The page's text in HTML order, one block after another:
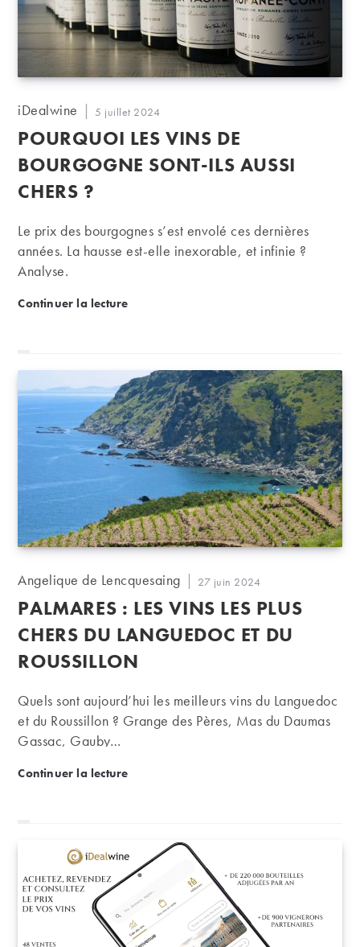
Auteur/autrice
la
publication :
iDealwine
Publication
publiée :
5 juillet 2024
POURQUOI LES VINS DE
BOURGOGNE SONT-ILS AUSSI
CHERS ?
Le prix des bourgognes s’est envolé ces dernières
années. La hausse est-elle inexorable, et infinie ?
Analyse.
Continuer la lecturePourquoi les vins de Bourgogne sont-ils aussi chers
Auteur/autrice
la
publication :
Angelique de Lencquesaing
Publication
publiée :
27 juin 2024
PALMARES : LES VINS LES PLUS
CHERS DU LANGUEDOC ET DU
ROUSSILLON
Quels sont aujourd’hui les meilleurs vins du Languedoc
et du Roussillon ? Grange des Pères, Mas du Daumas
Gassac, Gauby…
Continuer la lecturePALMARES : les vins les plus chers du Languedoc